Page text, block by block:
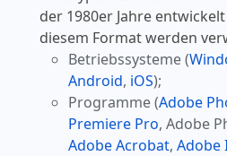
der 1980er Jahre
diesem Format werden
Betriebssysteme (
Android, iOS);
Programme (Adobe
Premiere Pro, Adobe
Adobe Acrobat, Adobe